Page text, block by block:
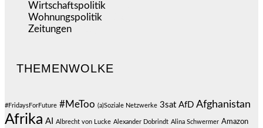
Wirtschaftspolitik
Wohnungspolitik
Zeitungen
THEMENWOLKE
#FridaysForFuture #MeToo (a)Soziale Netzwerke 3sat AfD Afghanistan
Afrika AI Albrecht von Lucke Alexander Dobrindt Alina Schwermer Amazon